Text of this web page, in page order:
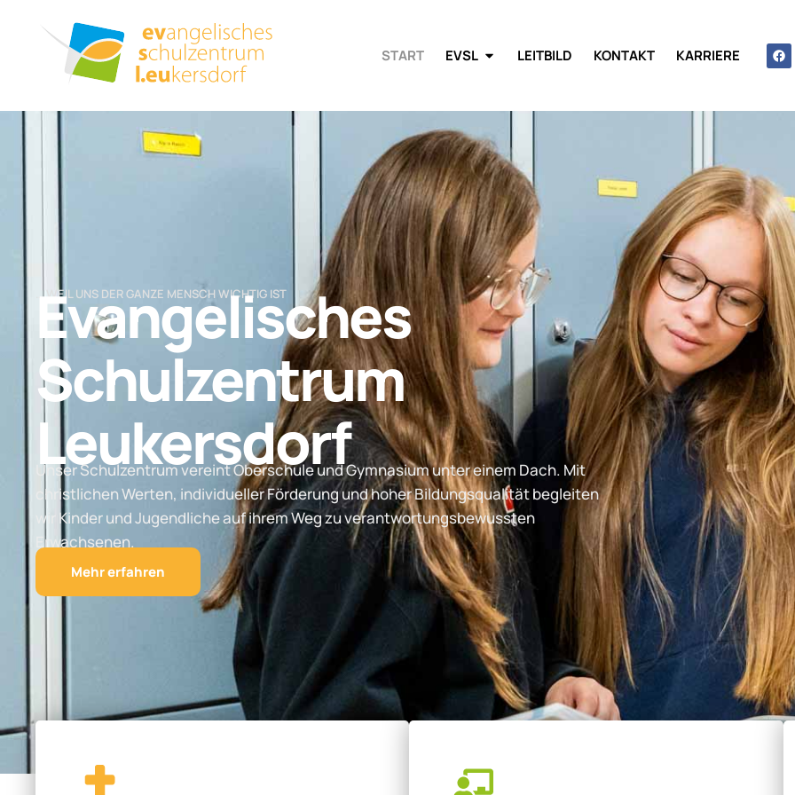
START EVSL LEITBILD KONTAKT KARRIERE
… WEIL UNS DER GANZE MENSCH WICHTIG IST
Evangelisches
Schulzentrum
Leukersdorf
Unser Schulzentrum vereint Oberschule und Gymnasium unter einem Dach. Mit
christlichen Werten, individueller Förderung und hoher Bildungsqualität begleiten
wir Kinder und Jugendliche auf ihrem Weg zu verantwortungsbewussten
Erwachsenen.
Mehr erfahren